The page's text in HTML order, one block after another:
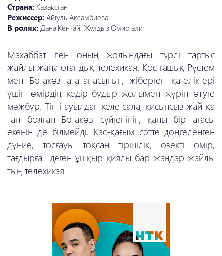
Страна: Қазақстан
Режиссер: Айгуль Аксамбиева
В ролях: Дана Кентай, Жулдыз Омиргали
Махаббат пен оның жолындағы түрлі тартыс
жайлы жаңа отандық телехикая. Қос ғашық Рүстем
мен Ботакөз ата-анасының жіберген қателіктері
үшін өмірдің кедір-бұдыр жолымен жүріп өтуге
мәжбүр. Тіпті ауылдан келе сала, қисынсыз жайтқа
тап болған Ботакөз сүйгенінің қаны бір ағасы
екенін де білмейді. Қас-қағым сәтте дөңгеленген
дүние, толғауы тоқсан тіршілік, өзекті өмір,
тағдырға деген ұшқыр қиялы бар жандар жайлы
тың телехикая